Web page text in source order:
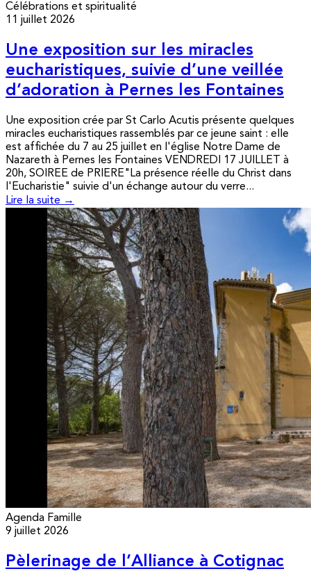
Célébrations et spiritualité
11 juillet 2026
Une exposition sur les miracles
eucharistiques, suivie d’une veillée
d’adoration à Pernes les Fontaines
Une exposition crée par St Carlo Acutis présente quelques
miracles eucharistiques rassemblés par ce jeune saint : elle
est affichée du 7 au 25 juillet en l'église Notre Dame de
Nazareth à Pernes les Fontaines VENDREDI 17 JUILLET à
20h, SOIREE de PRIERE"La présence réelle du Christ dans
l'Eucharistie" suivie d'un échange autour du verre...
Lire la suite →
Agenda Famille
9 juillet 2026
Pèlerinage de l’Alliance à Cotignac